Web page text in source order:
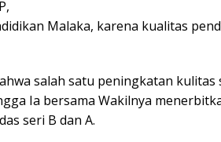
Malaka, karena kualitas
salah satu peningkatan kulitas
Ia bersama Wakilnya
seri B dan A.